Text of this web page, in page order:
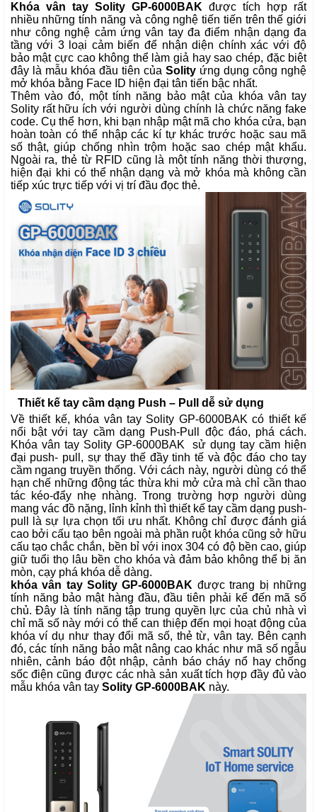
Khóa vân tay Solity GP-6000BAK được tích hợp rất
nhiều những tính năng và công nghệ tiến tiến trên thế giới
như công nghệ cảm ứng vân tay đa điểm nhận dạng đa
tầng với 3 loại cảm biến để nhận diện chính xác với độ
bảo mật cực cao không thể làm giả hay sao chép, đặc biệt
đây là mẫu khóa đầu tiên củaSolity ứng dụng công nghệ
mở khóa bằng Face ID hiện đại tân tiến bậc nhất.
Thêm vào đó, một tính năng bảo mật của khóa vân tay
Solity rất hữu ích với người dùng chính là chức năng fake
code. Cụ thể hơn, khi bạn nhập mật mã cho khóa cửa, bạn
hoàn toàn có thể nhập các kí tự khác trước hoặc sau mã
số thật, giúp chống nhìn trộm hoặc sao chép mật khẩu.
Ngoài ra, thẻ từ RFID cũng là một tính năng thời thượng,
hiện đại khi có thể nhận dạng và mở khóa mà không cần
tiếp xúc trực tiếp với vị trí đầu đọc thẻ.
Thiết kế tay cầm dạng Push – Pull dễ sử dụng
Về thiết kế, khóa vân tay Solity GP-6000BAK có thiết kế
nổi bật với tay cầm dạng Push-Pull độc đáo, phá cách.
Khóa vân tay Solity GP-6000BAK sử dụng tay cầm hiện
đại push- pull, sự thay thế đầy tinh tế và độc đáo cho tay
cầm ngang truyền thống. Với cách này, người dùng có thể
hạn chế những động tác thừa khi mở cửa mà chỉ cần thao
tác kéo-đẩy nhẹ nhàng. Trong trường hợp người dùng
mang vác đồ nặng, lỉnh kỉnh thì thiết kế tay cầm dạng push-
pull là sự lựa chọn tối ưu nhất. Không chỉ được đánh giá
cao bởi cấu tạo bên ngoài mà phần ruột khóa cũng sở hữu
cấu tạo chắc chắn, bền bỉ với inox 304 có độ bền cao, giúp
giữ tuổi thọ lâu bền cho khóa và đảm bảo không thể bị ăn
mòn, cạy phá khóa dễ dàng.
khóa vân tay Solity GP-6000BAK được trang bị những
tính năng bảo mật hàng đầu, đầu tiên phải kể đến mã số
chủ. Đây là tính năng tập trung quyền lực của chủ nhà vì
chỉ mã số này mới có thể can thiệp đến mọi hoạt động của
khóa ví dụ như thay đổi mã số, thẻ từ, vân tay. Bên cạnh
đó, các tính năng bảo mật nâng cao khác như mã số ngẫu
nhiên, cảnh báo đột nhập, cảnh báo cháy nổ hay chống
sốc điện cũng được các nhà sản xuất tích hợp đầy đủ vào
mẫu khóa vân tay Solity GP-6000BAK này.